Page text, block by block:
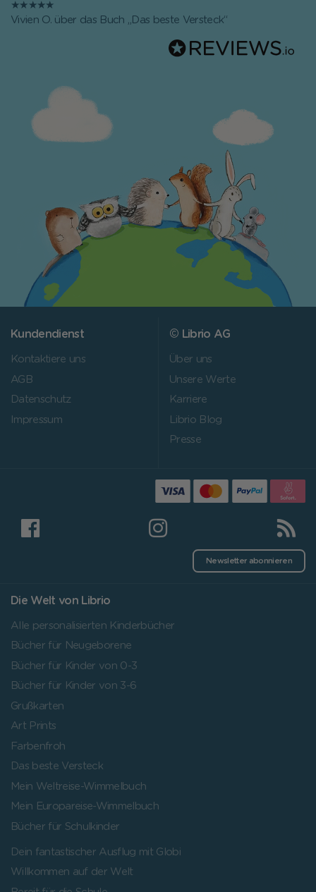
★★★★★
Vivien O. über das Buch
„Das beste Versteck“
Kundendienst
Kontaktiere uns
AGB
Datenschutz
Impressum
© Librio AG
Über uns
Unsere Werte
Karriere
Librio Blog
Presse
Newsletter abonnieren
Die Welt von Librio
Alle personalisierten Kinderbücher
Bücher für Neugeborene
Bücher für Kinder von 0-3
Bücher für Kinder von 3-6
Grußkarten
Art Prints
Farbenfroh
Das beste Versteck
Mein Weltreise-Wimmelbuch
Mein Europareise-Wimmelbuch
Bücher für Schulkinder
Dein fantastischer Ausflug mit Globi
Willkommen auf der Welt